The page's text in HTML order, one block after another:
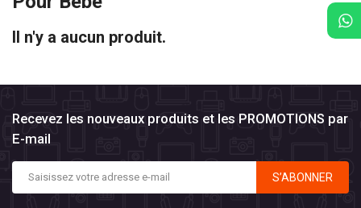
Il n'y a aucun produit.
Recevez les nouveaux produits et les PROMOTIONS par
E-mail
S’ABONNER